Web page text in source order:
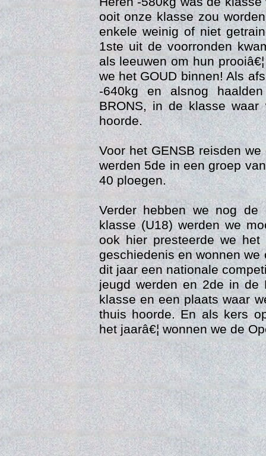
ooit onze klasse zou
enkele weinig of niet
1ste uit de voorronden
als leeuwen om hun
we het GOUD binnen! Als
-640kg en alsnog
BRONS, in de klasse
hoorde.
Voor het GENSB reisden
werden 5de in een groep
40 ploegen.
Verder hebben we nog de
klasse (U18) werden we
ook hier presteerde we
geschiedenis en wonnen
dit jaar een nationale
jeugd werden en 2de in de
klasse en een plaats waar
thuis hoorde. En als kers
het jaarâ€¦ wonnen we de